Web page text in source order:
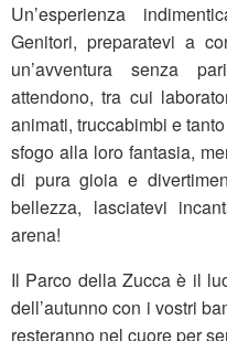
Un’esperienza
Genitori, preparatevi a
un’avventura senza
attendono, tra cui
animati, truccabimbi e
sfogo alla loro fantasia,
di pura gioia e
bellezza, lasciatevi
arena!
Il Parco della Zucca è il
dell’autunno con i vostri
resteranno nel cuore per